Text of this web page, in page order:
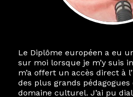
Le Diplôme européen a eu
sur moi lorsque je m’y suis
m’a offert un accès direct à
des plus grands pédagogues
domaine culturel. J’ai pu
Le destin a voulu que ma
professionnelle dans les arts
liées. Durant mon année au
Marcel Hicter, j’ai intégré un
aussi inattendu que vibrant,